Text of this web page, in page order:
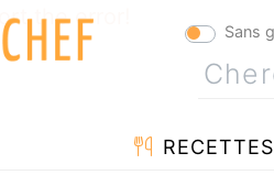
the error!
Sans
RECETTES